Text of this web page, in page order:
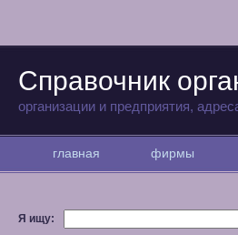
Справочник
организации и предприятия,
главная фирмы
Я ищу: